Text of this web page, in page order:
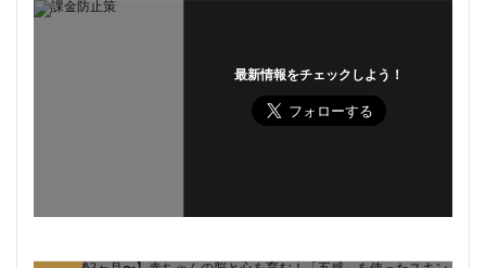
最新情報をチェックしよう！